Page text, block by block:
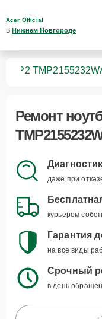
Acer Official
В Нижнем Новгороде
P2
Ремонт
даже при
курьером
Гарантия
на все виды
Срочный
в день